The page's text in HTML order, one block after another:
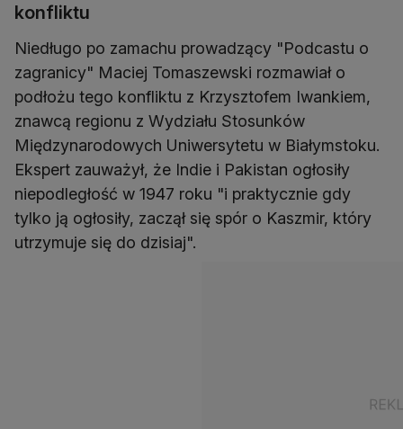
konfliktu
Niedługo po zamachu prowadzący "Podcastu o
zagranicy" Maciej Tomaszewski rozmawiał o
podłożu tego konfliktu z Krzysztofem Iwankiem,
znawcą regionu z Wydziału Stosunków
Międzynarodowych Uniwersytetu w Białymstoku.
Ekspert zauważył, że Indie i Pakistan ogłosiły
niepodległość w 1947 roku "i praktycznie gdy
tylko ją ogłosiły, zaczął się spór o Kaszmir, który
utrzymuje się do dzisiaj".